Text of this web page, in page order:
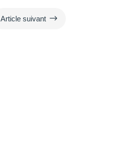
Article suivant $